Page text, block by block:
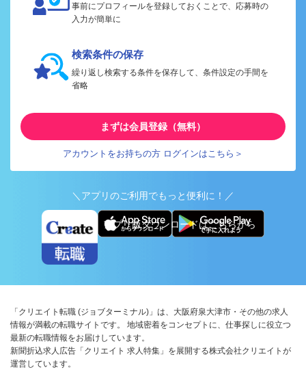
事前にプロフィールを登録しておくことで、応募時の
入力が簡単に
検索条件の保存
繰り返し検索する条件を保存して、条件設定の手間を
省略
まずは会員登録（無料）
アカウントをお持ちの方 ログインはこちら＞
＼アプリのご利用でもっと便利に！／
アプリ版ダウンロードはこちらから
「クリエイト転職 (ジョブターミナル)」は、大阪府泉大津市・その他の求人
情報が満載の転職サイトです。 地域密着をコンセプトに、仕事探しに役立つ
最新の転職情報をお届けしています。
新聞折込求人広告「クリエイト 求人特集」を展開する株式会社クリエイトが
運営しています。